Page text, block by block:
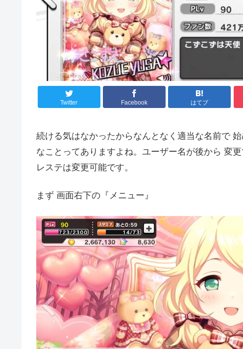
Twitter Facebook はてブ
続ける気はなかったからなんとなく適当な名前で
なことってありますよね。ユーザー名が後から 変
レステは変更可能です。
まず 画面右下の『メニュー』